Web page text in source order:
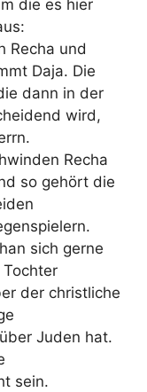
die es hier
Recha und
Daja. Die
dann in der
wird,
Recha
so gehört die
sich gerne
der christliche
Juden hat.
sein.